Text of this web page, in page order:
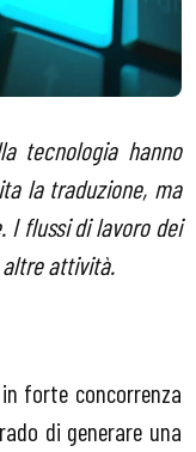
tecnologia hanno
la traduzione, ma
I flussi di lavoro dei
attività.
forte concorrenza
di generare una